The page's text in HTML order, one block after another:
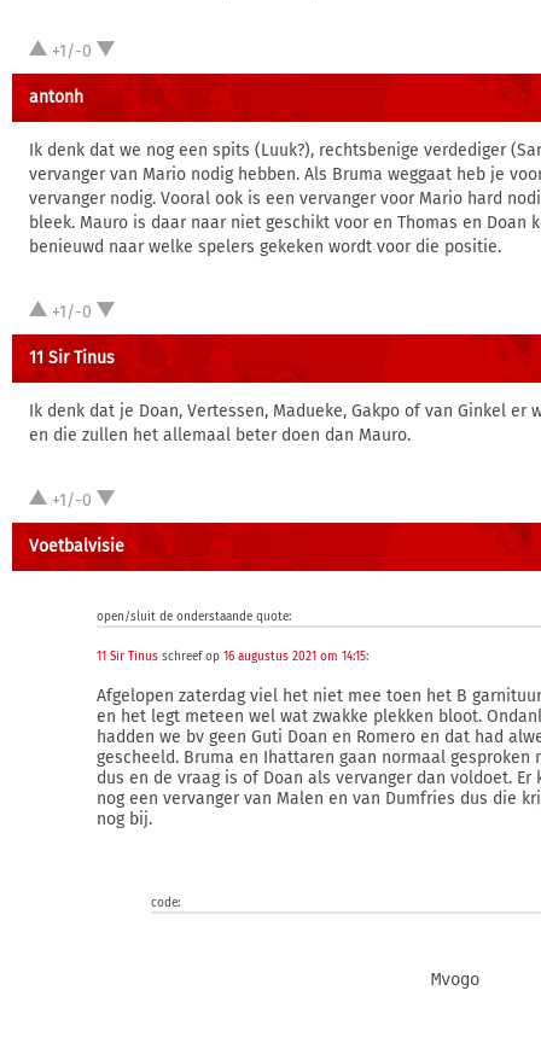
+1/-0
antonh
Ik denk dat we nog een spits (Luuk?), rechtsbenige verdediger
vervanger van Mario nodig hebben. Als Bruma weggaat heb je
vervanger nodig. Vooral ook is een vervanger voor Mario hard
bleek. Mauro is daar naar niet geschikt voor en Thomas en Doan
benieuwd naar welke spelers gekeken wordt voor die positie.
+1/-0
11 Sir Tinus
Ik denk dat je Doan, Vertessen, Madueke, Gakpo of van Ginkel er
en die zullen het allemaal beter doen dan Mauro.
+1/-0
Voetbalvisie
open/sluit de onderstaande quote:
11 Sir Tinus schreef op 16 augustus 2021 om 14:15:
Afgelopen zaterdag viel het niet mee toen het B
en het legt meteen wel wat zwakke plekken bloot.
hadden we bv geen Guti Doan en Romero en dat had
gescheeld. Bruma en Ihattaren gaan normaal gesproken
dus en de vraag is of Doan als vervanger dan voldoet. Er
nog een vervanger van Malen en van Dumfries dus die
nog bij.
code:
                             Mvogo